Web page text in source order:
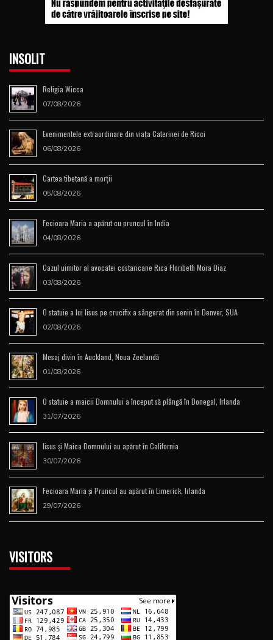
INSOLIT
Religia Wicca
07/08/2026
Evenimentele extraordinare din viața Caterinei de Ricci
06/08/2026
Cartea tibetană a morţii
05/08/2026
Fecioara Maria a apărut cu pruncul în India
04/08/2026
Cazul uimitor al avocatei costaricane Rica Floribeth Mora Diaz
03/08/2026
O statuie a lui Iisus pe crucifix a sângerat din senin în Denver, SUA
02/08/2026
Mesaj divin în Auckland, Noua Zeelandă
01/08/2026
O statuie a maicii Domnului a început să plângă în Donegal, Irlanda
31/07/2026
Iisus şi Maica Domnului au apărut în California
30/07/2026
Fecioara Maria şi Pruncul au apărut în Limerick, Irlanda
29/07/2026
VISITORS